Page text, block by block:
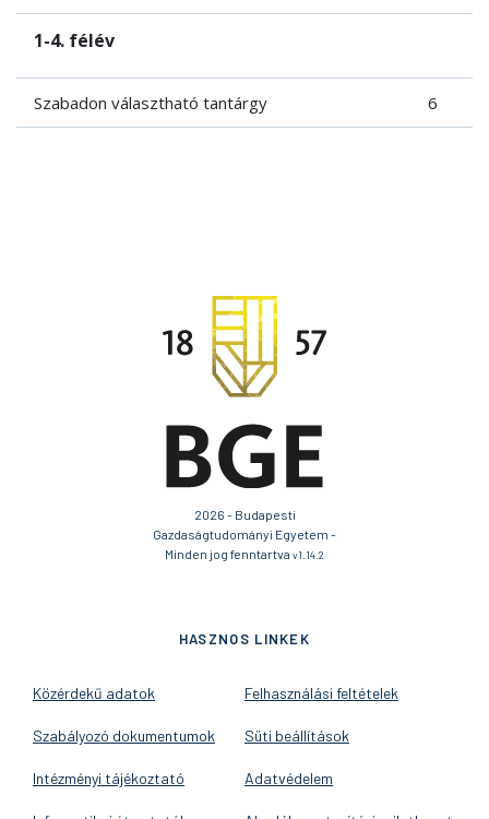
1-4. félév
Szabadon választható tantárgy 6
2026 - Budapesti
Gazdaságtudományi Egyetem -
Minden jog fenntartva v1.14.2
HASZNOS LINKEK
Közérdekű adatok
Szabályozó dokumentumok
Intézményi tájékoztató
Felhasználási feltételek
Süti beállítások
Adatvédelem